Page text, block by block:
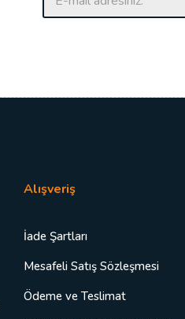
p
*
Alışveriş
İade Şartları
Mesafeli Satış Sözleşmesi
Ödeme ve Teslimat